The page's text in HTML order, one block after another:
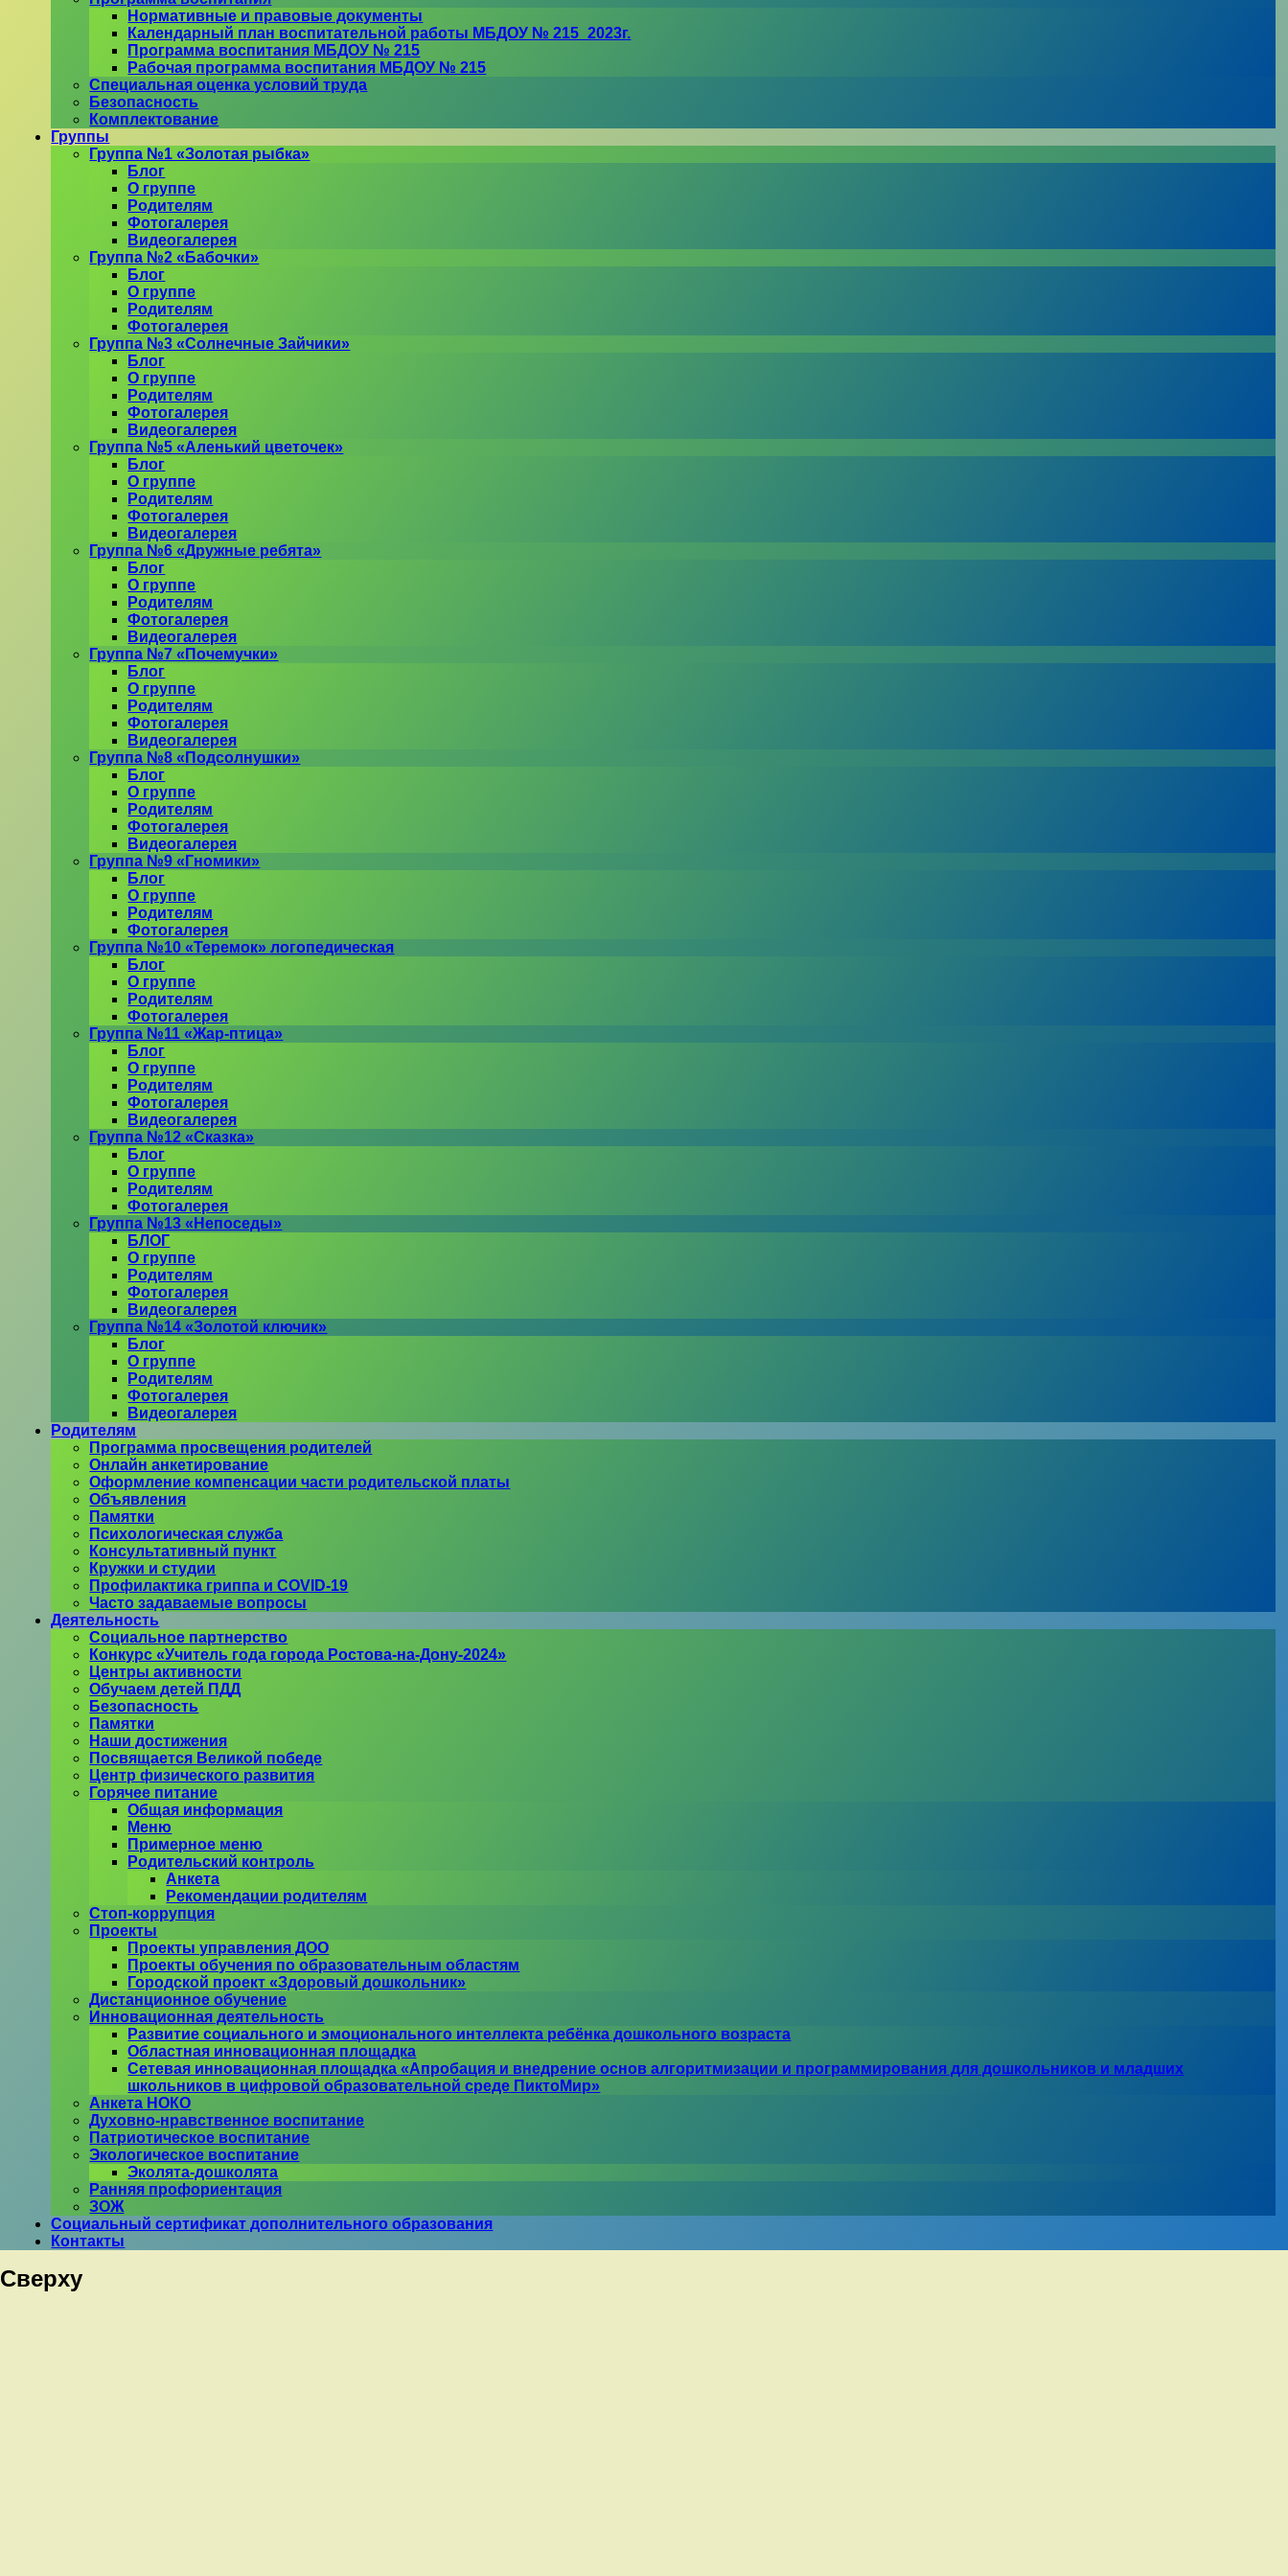
Нормативные и правовые документы
Календарный план воспитательной работы МБДОУ № 215_2023г.
Программа воспитания МБДОУ № 215
Рабочая программа воспитания МБДОУ № 215
Специальная оценка условий труда
Безопасность
Комплектование
Группы
Группа №1 «Золотая рыбка»
Блог
О группе
Родителям
Фотогалерея
Видеогалерея
Группа №2 «Бабочки»
Блог
О группе
Родителям
Фотогалерея
Группа №3 «Солнечные Зайчики»
Блог
О группе
Родителям
Фотогалерея
Видеогалерея
Группа №5 «Аленький цветочек»
Блог
О группе
Родителям
Фотогалерея
Видеогалерея
Группа №6 «Дружные ребята»
Блог
О группе
Родителям
Фотогалерея
Видеогалерея
Группа №7 «Почемучки»
Блог
О группе
Родителям
Фотогалерея
Видеогалерея
Группа №8 «Подсолнушки»
Блог
О группе
Родителям
Фотогалерея
Видеогалерея
Группа №9 «Гномики»
Блог
О группе
Родителям
Фотогалерея
Группа №10 «Теремок» логопедическая
Блог
О группе
Родителям
Фотогалерея
Группа №11 «Жар-птица»
Блог
О группе
Родителям
Фотогалерея
Видеогалерея
Группа №12 «Сказка»
Блог
О группе
Родителям
Фотогалерея
Группа №13 «Непоседы»
БЛОГ
О группе
Родителям
Фотогалерея
Видеогалерея
Группа №14 «Золотой ключик»
Блог
О группе
Родителям
Фотогалерея
Видеогалерея
Родителям
Программа просвещения родителей
Онлайн анкетирование
Оформление компенсации части родительской платы
Объявления
Памятки
Психологическая служба
Консультативный пункт
Кружки и студии
Профилактика гриппа и COVID-19
Часто задаваемые вопросы
Деятельность
Социальное партнерство
Конкурс «Учитель года города Ростова-на-Дону-2024»
Центры активности
Обучаем детей ПДД
Безопасность
Памятки
Наши достижения
Посвящается Великой победе
Центр физического развития
Горячее питание
Общая информация
Меню
Примерное меню
Родительский контроль
Анкета
Рекомендации родителям
Стоп-коррупция
Проекты
Проекты управления ДОО
Проекты обучения по образовательным областям
Городской проект «Здоровый дошкольник»
Дистанционное обучение
Инновационная деятельность
Развитие социального и эмоционального интеллекта ребёнка дошкольного возраста
Областная инновационная площадка
Сетевая инновационная площадка «Апробация и внедрение основ алгоритмизации и программирования для дошкольников и младших
школьников в цифровой образовательной среде ПиктоМир»
Анкета НОКО
Духовно-нравственное воспитание
Патриотическое воспитание
Экологическое воспитание
Эколята-дошколята
Ранняя профориентация
ЗОЖ
Социальный сертификат дополнительного образования
Контакты
Сверху